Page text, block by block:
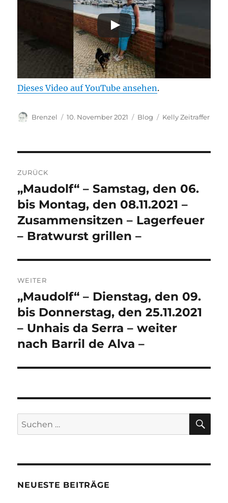
Dieses Video auf YouTube ansehen.
Autor
Brenzel
Veröffentlicht
10. November 2021 Kategorien
Blog Schlagwörter
Kelly Zeitraffer
ZURÜCK
Vorheriger
Beitrag:
„Maudolf“ – Samstag, den 06.
bis Montag, den 08.11.2021 –
Zusammensitzen – Lagerfeuer
– Bratwurst grillen –
WEITER
Nächster
Beitrag:
„Maudolf“ – Dienstag, den 09.
bis Donnerstag, den 25.11.2021
– Unhais da Serra – weiter
nach Barril de Alva –
Suchen
nach:
NEUESTE BEITRÄGE